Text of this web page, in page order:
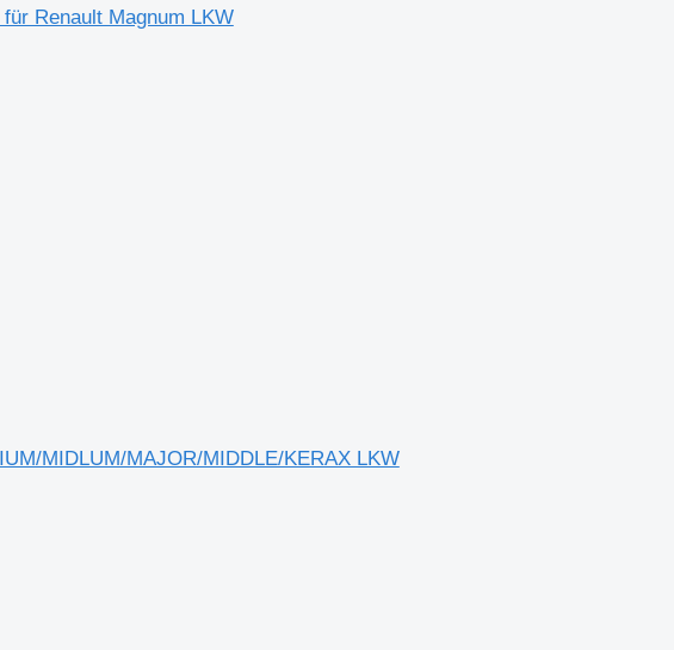
Renault Magnum LKW
MIDLUM/MAJOR/MIDDLE/KERAX LKW